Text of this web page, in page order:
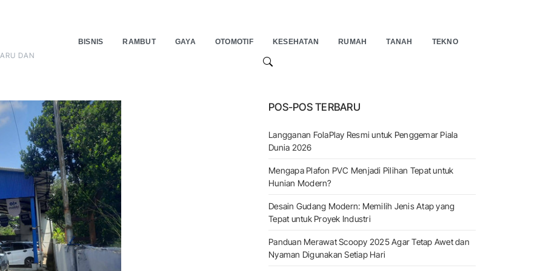
DAN
BISNIS RAMBUT GAYA OTOMOTIF KESEHATAN RUMAH TANAH TEKNO
SEARCH
POS-POS TERBARU
Langganan FolaPlay Resmi untuk Penggemar Piala
Dunia 2026
Mengapa Plafon PVC Menjadi Pilihan Tepat untuk
Hunian Modern?
Desain Gudang Modern: Memilih Jenis Atap yang
Tepat untuk Proyek Industri
Panduan Merawat Scoopy 2025 Agar Tetap Awet dan
Nyaman Digunakan Setiap Hari